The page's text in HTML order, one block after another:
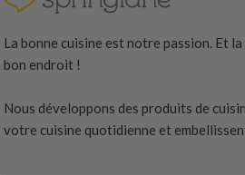
La bonne cuisine est notre passion. Et
bon endroit !
Nous développons des produits de
votre cuisine quotidienne et